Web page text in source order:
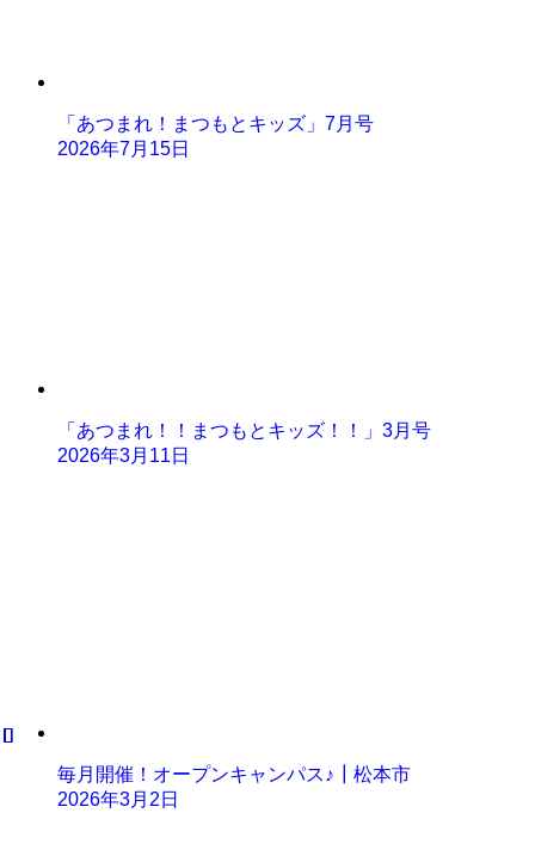
「あつまれ！まつもとキッズ」7月号
2026年7月15日
「あつまれ！！まつもとキッズ！！」3月号
2026年3月11日
毎月開催！オープンキャンパス♪┃松本市
2026年3月2日